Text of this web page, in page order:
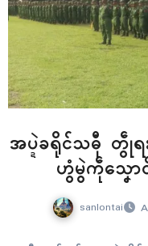
အပ္ဍဲခရိုၚ်သဓီု တွဵုရ
ဟွံမွဲကဵုသၞော
sanlontai